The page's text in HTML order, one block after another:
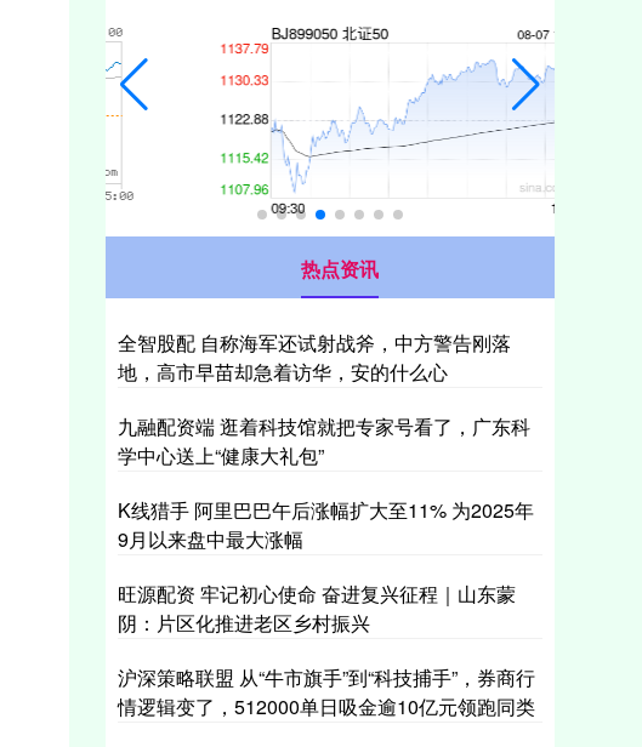
热点资讯
全智股配 自称海军还试射战斧，中方警告刚落
地，高市早苗却急着访华，安的什么心
九融配资端 逛着科技馆就把专家号看了，广东科
学中心送上“健康大礼包”
K线猎手 阿里巴巴午后涨幅扩大至11% 为2025年
9月以来盘中最大涨幅
旺源配资 牢记初心使命 奋进复兴征程｜山东蒙
阴：片区化推进老区乡村振兴
沪深策略联盟 从“牛市旗手”到“科技捕手”，券商行
情逻辑变了，512000单日吸金逾10亿元领跑同类